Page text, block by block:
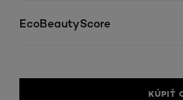
EcoBeautyScore
KÚPIŤ